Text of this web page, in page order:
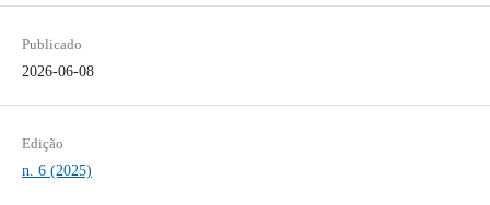
Publicado
2026-06-08
Edição
n. 6 (2025)